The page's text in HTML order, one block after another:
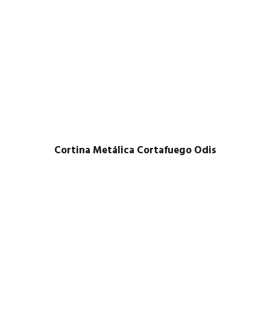
Cortina Metálica Cortafuego Odis